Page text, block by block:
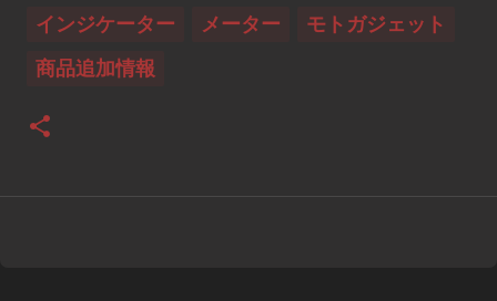
インジケーター メーター
モトガジェット
商品追加情報